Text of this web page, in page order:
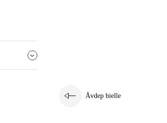
Åvdep bielle